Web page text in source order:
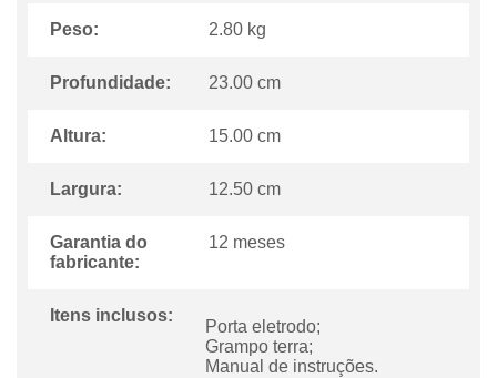
Peso: 2.80 kg
Profundidade: 23.00 cm
Altura: 15.00 cm
Largura: 12.50 cm
Garantia do
fabricante:
12 meses
Itens inclusos:
Porta eletrodo;
Grampo terra;
Manual de instruções.